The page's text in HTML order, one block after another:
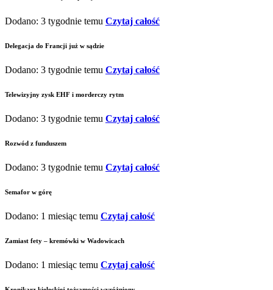
Dodano: 3 tygodnie temu Czytaj całość
Delegacja do Francji już w sądzie
Dodano: 3 tygodnie temu Czytaj całość
Telewizyjny zysk EHF i morderczy rytm
Dodano: 3 tygodnie temu Czytaj całość
Rozwód z funduszem
Dodano: 3 tygodnie temu Czytaj całość
Semafor w górę
Dodano: 1 miesiąc temu Czytaj całość
Zamiast fety – kremówki w Wadowicach
Dodano: 1 miesiąc temu Czytaj całość